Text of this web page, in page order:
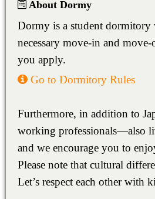
東京/神奈川/埼玉
東京料理大学（神楽板キャ
東京/神奈川/埼玉
東京料理大学（神楽板キャ
東京/神奈川/埼玉
東京/神奈川/埼玉
東京料理大学（神楽板キャ
東京/神奈川/埼玉
東京料理大学（神楽板キャ
東京/神奈川/埼玉
東京料理大学（神楽板キャ